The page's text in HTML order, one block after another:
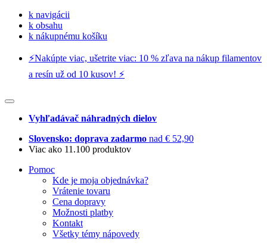
k navigácii
k obsahu
k nákupnému košíku
⚡️Nakúpte viac, ušetrite viac: 10 % zľava na nákup filamentov
a resín už od 10 kusov! ⚡️
Vyhľadávač náhradných dielov
Slovensko: doprava zadarmo nad € 52,90
Viac ako 11.100 produktov
Pomoc
Kde je moja objednávka?
Vrátenie tovaru
Cena dopravy
Možnosti platby
Kontakt
Všetky témy nápovedy